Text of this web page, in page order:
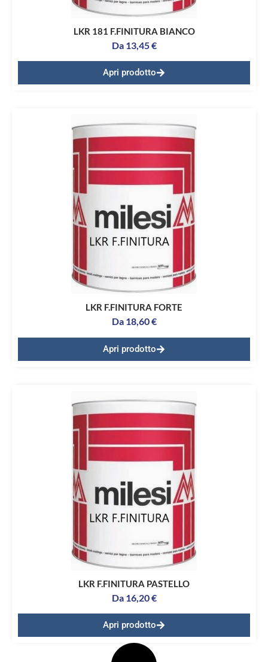
LKR 181 F.FINITURA BIANCO
Da 13,45€
Apri prodotto
LKR F.FINITURA FORTE
Da 18,60€
Apri prodotto
LKR F.FINITURA PASTELLO
Da 16,20€
Apri prodotto